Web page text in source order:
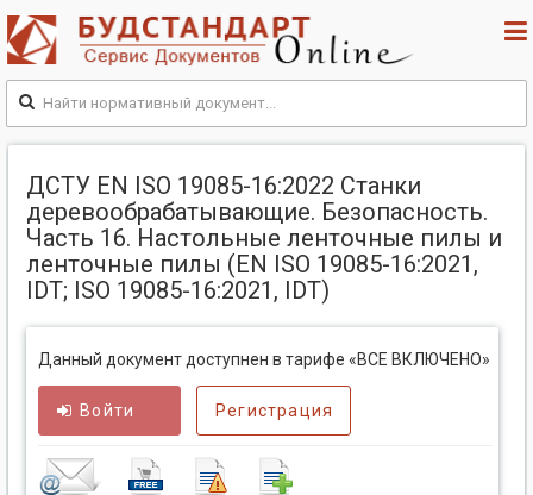
ДСТУ EN ISO 19085-16:2022 Станки
деревообрабатывающие. Безопасность.
Часть 16. Настольные ленточные пилы и
ленточные пилы (EN ISO 19085-16:2021,
IDT; ISO 19085-16:2021, IDT)
Данный документ доступнен в тарифе «ВСЕ ВКЛЮЧЕНО»
Войти Регистрация